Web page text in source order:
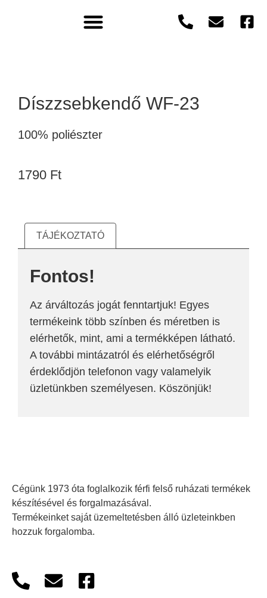
Díszzsebkendő WF-23
100% poliészter
1790 Ft
TÁJÉKOZTATÓ
Fontos!
Az árváltozás jogát fenntartjuk! Egyes
termékeink több színben és méretben is
elérhetők, mint, ami a termékképen látható.
A további mintázatról és elérhetőségről
érdeklődjön telefonon vagy valamelyik
üzletünkben személyesen. Köszönjük!
Cégünk 1973 óta foglalkozik férfi felső ruházati termékek
készítésével és forgalmazásával.
Termékeinket saját üzemeltetésben álló üzleteinkben
hozzuk forgalomba.